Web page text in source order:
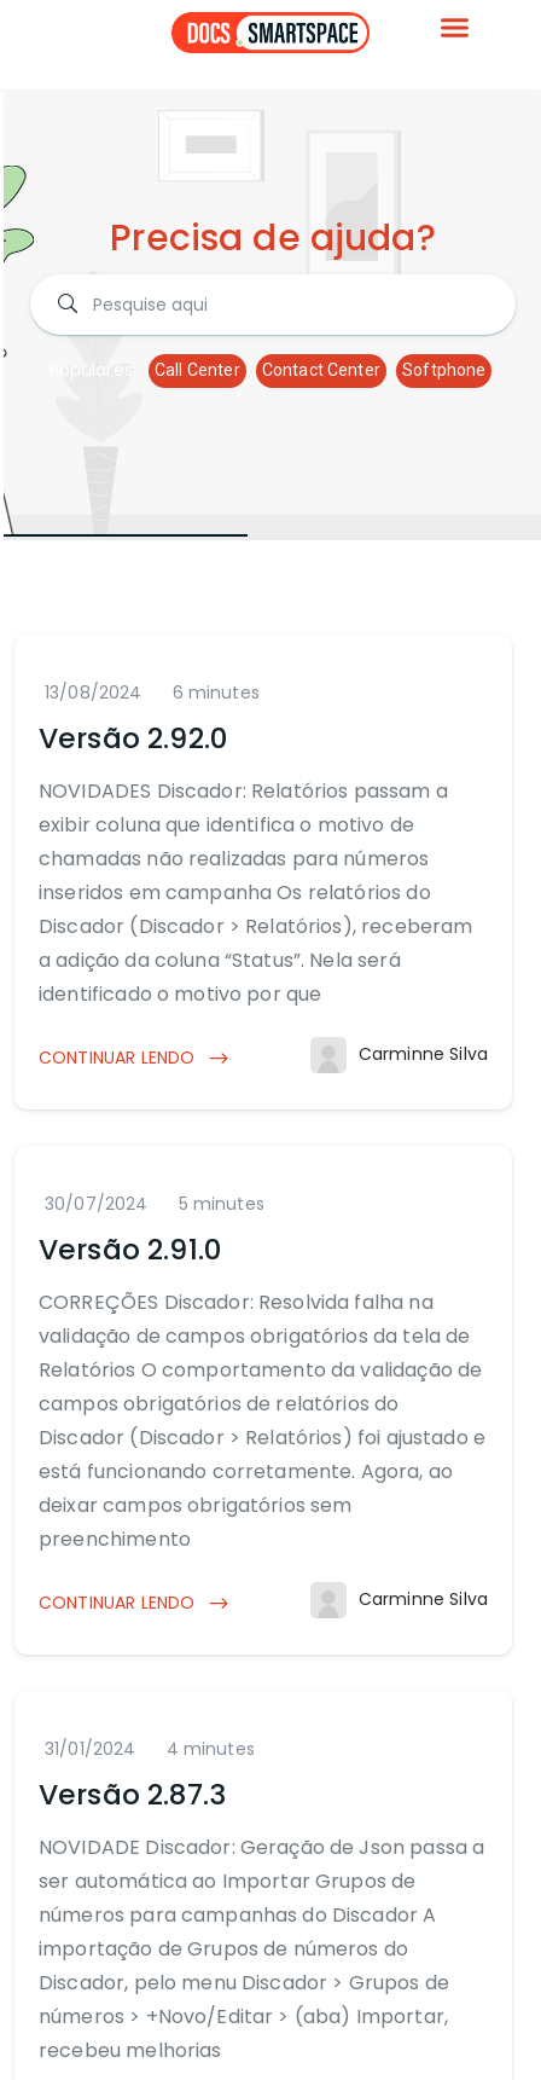
Precisa de ajuda?
Populares: Call Center Contact Center Softphone
13/08/2024 6 minutes
Versão 2.92.0
NOVIDADES Discador: Relatórios passam a
exibir coluna que identifica o motivo de
chamadas não realizadas para números
inseridos em campanha Os relatórios do
Discador (Discador > Relatórios), receberam
a adição da coluna “Status”. Nela será
identificado o motivo por que
CONTINUAR LENDO Carminne Silva
30/07/2024 5 minutes
Versão 2.91.0
CORREÇÕES Discador: Resolvida falha na
validação de campos obrigatórios da tela de
Relatórios O comportamento da validação de
campos obrigatórios de relatórios do
Discador (Discador > Relatórios) foi ajustado e
está funcionando corretamente. Agora, ao
deixar campos obrigatórios sem
preenchimento
CONTINUAR LENDO Carminne Silva
31/01/2024 4 minutes
Versão 2.87.3
NOVIDADE Discador: Geração de Json passa a
ser automática ao Importar Grupos de
números para campanhas do Discador A
importação de Grupos de números do
Discador, pelo menu Discador > Grupos de
números > +Novo/Editar > (aba) Importar,
recebeu melhorias